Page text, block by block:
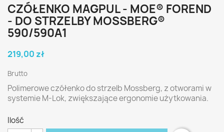
CZÓŁENKO MAGPUL - MOE® FOREND
- DO STRZELBY MOSSBERG®
590/590A1
219,00 zł
Brutto
Polimerowe czółenko do strzelb Mossberg, z otworami w
systemie M-Lok, zwiększające ergonomie użytkowania.
Ilość